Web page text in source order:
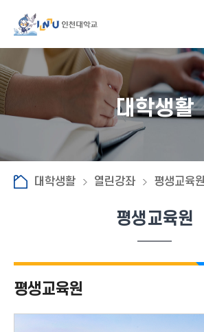
대학생활
대학생활 열린강좌 평생교육원
평생교육원
평생교육원